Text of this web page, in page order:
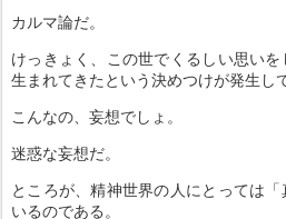
カルマ論だ。
けっきょく、この世でくるしい思い
生まれてきたという決めつけが発生し
こんなの、妄想でしょ。
迷惑な妄想だ。
ところが、精神世界の人にとっては
いるのである。